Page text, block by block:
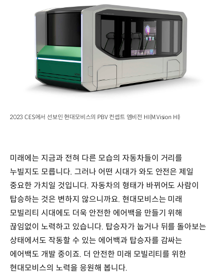
2023 CES에서 선보인 현대모비스의 PBV 컨셉트 엠비전 HI(M.Vision HI)
미래에는 지금과 전혀 다른 모습의 자동차들이 거리를
누빌지도 모릅니다. 그러나 어떤 시대가 와도 안전은 제일
중요한 가치일 것입니다. 자동차의 형태가 바뀌어도 사람이
탑승하는 것은 변하지 않으니까요. 현대모비스는 미래
모빌리티 시대에도 더욱 안전한 에어백을 만들기 위해
끊임없이 노력하고 있습니다. 탑승자가 눕거나 뒤를 돌아보는
상태에서도 작동할 수 있는 에어백과 탑승자를 감싸는
에어백도 개발 중이죠. 더 안전한 미래 모빌리티를 위한
현대모비스의 노력을 응원해 봅니다.